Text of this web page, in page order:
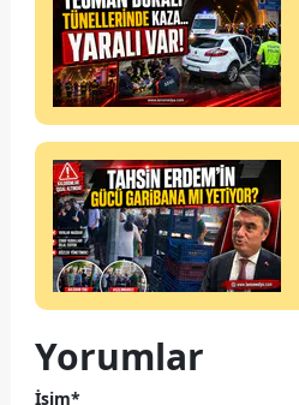
Yorumlar
İsim*